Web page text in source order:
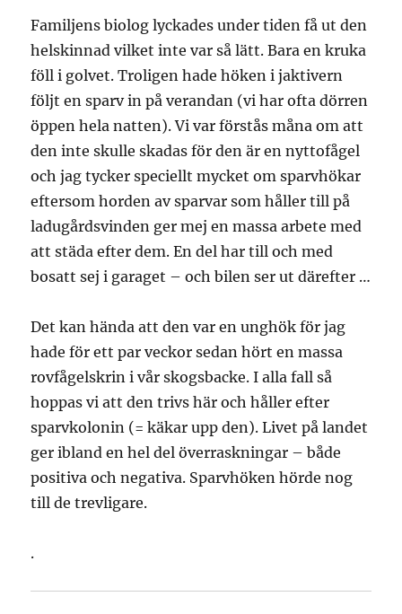
Familjens biolog lyckades under tiden få ut den
helskinnad vilket inte var så lätt. Bara en kruka
föll i golvet. Troligen hade höken i jaktivern
följt en sparv in på verandan (vi har ofta dörren
öppen hela natten). Vi var förstås måna om att
den inte skulle skadas för den är en nyttofågel
och jag tycker speciellt mycket om sparvhökar
eftersom horden av sparvar som håller till på
ladugårdsvinden ger mej en massa arbete med
att städa efter dem. En del har till och med
bosatt sej i garaget – och bilen ser ut därefter …
Det kan hända att den var en unghök för jag
hade för ett par veckor sedan hört en massa
rovfågelskrin i vår skogsbacke. I alla fall så
hoppas vi att den trivs här och håller efter
sparvkolonin (= käkar upp den). Livet på landet
ger ibland en hel del överraskningar – både
positiva och negativa. Sparvhöken hörde nog
till de trevligare.
.